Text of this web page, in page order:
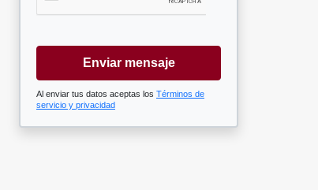
Enviar mensaje
Al enviar tus datos aceptas los Términos de
servicio y privacidad